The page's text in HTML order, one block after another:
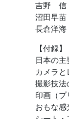
吉野 信
沼田早
長倉洋
【付録】
日本の
カメラ
撮影技法
印画（プ
おもな